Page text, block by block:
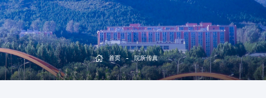
首页 - 院所传真